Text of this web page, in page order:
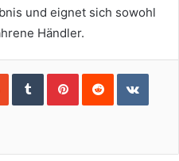
und eignet sich sowohl
Händler.
StumbleUpon
TumblrPinterestReddit